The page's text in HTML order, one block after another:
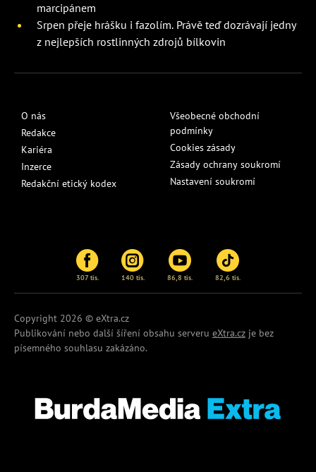
marcipánem
Srpen přeje hrášku i fazolím. Právě teď dozrávají jedny
z nejlepších rostlinných zdrojů bílkovin
O nás
Redakce
Kariéra
Inzerce
Redakční etický kodex
Všeobecné obchodní
podmínky
Cookies zásady
Zásady ochrany soukromí
Nastavení soukromí
307 tis. 140 tis. 86,8 tis. 82,6 tis.
Copyright 2026 © eXtra.cz
Publikování nebo další šíření obsahu serveru eXtra.cz je bez
písemného souhlasu zakázáno.